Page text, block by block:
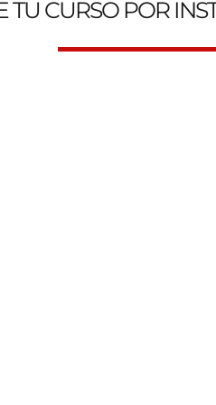
TU CURSO POR